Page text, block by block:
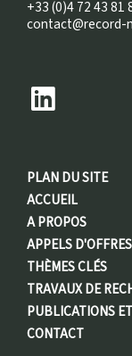
+33 (0)4 72 43 81
contact@record-
PLAN DU SITE
ACCUEIL
A PROPOS
APPELS D'OFFRES
THÈMES CLÉS
TRAVAUX DE
PUBLICATIONS
CONTACT